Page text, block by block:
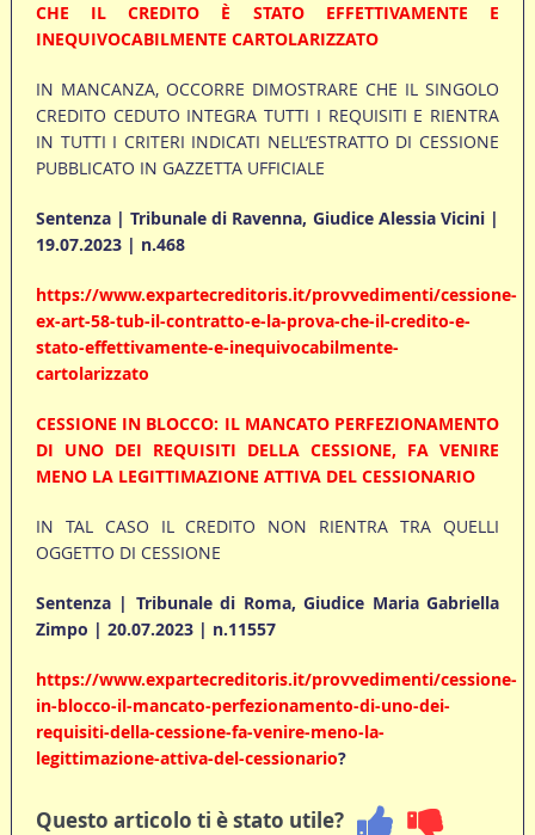
CHE IL CREDITO È STATO EFFETTIVAMENTE E
INEQUIVOCABILMENTE CARTOLARIZZATO
IN MANCANZA, OCCORRE DIMOSTRARE CHE IL SINGOLO
CREDITO CEDUTO INTEGRA TUTTI I REQUISITI E RIENTRA
IN TUTTI I CRITERI INDICATI NELL’ESTRATTO DI CESSIONE
PUBBLICATO IN GAZZETTA UFFICIALE
Sentenza | Tribunale di Ravenna, Giudice Alessia Vicini |
19.07.2023 | n.468
https://www.expartecreditoris.it/provvedimenti/cessione-
ex-art-58-tub-il-contratto-e-la-prova-che-il-credito-e-
stato-effettivamente-e-inequivocabilmente-
cartolarizzato
CESSIONE IN BLOCCO: IL MANCATO PERFEZIONAMENTO
DI UNO DEI REQUISITI DELLA CESSIONE, FA VENIRE
MENO LA LEGITTIMAZIONE ATTIVA DEL CESSIONARIO
IN TAL CASO IL CREDITO NON RIENTRA TRA QUELLI
OGGETTO DI CESSIONE
Sentenza | Tribunale di Roma, Giudice Maria Gabriella
Zimpo | 20.07.2023 | n.11557
https://www.expartecreditoris.it/provvedimenti/cessione-
in-blocco-il-mancato-perfezionamento-di-uno-dei-
requisiti-della-cessione-fa-venire-meno-la-
legittimazione-attiva-del-cessionario?
Questo articolo ti è stato utile?